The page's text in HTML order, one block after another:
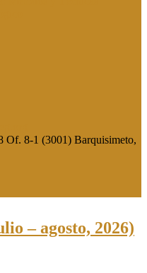
Of. 8-1 (3001) Barquisimeto,
– agosto, 2026)